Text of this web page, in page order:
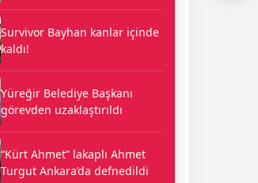
Survivor Bayhan kanlar içinde
kaldı!
Yüreğir Belediye Başkanı
görevden uzaklaştırıldı
“Kürt Ahmet” lakaplı Ahmet
Turgut Ankara’da defnedildi